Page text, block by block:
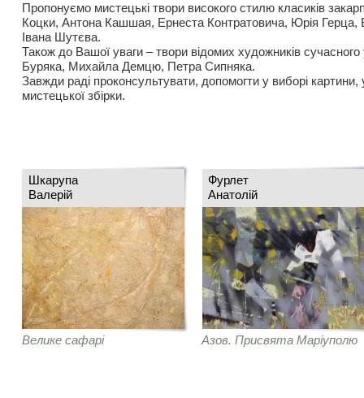
Пропонуємо мистецькі твори високого стилю класиків
Коцки, Антона Кашшая, Ернеста Контратовича, Юрія
Івана Шутєва.
Також до Вашої уваги – твори відомих художників
Буряка, Михайла Демцю, Петра Сипняка.
Завжди раді проконсультувати, допомогти у виборі картини,
мистецької збірки.
Шкарупа
Валерій
Велике сафарі
Фурлет
Анатолій
Азов. Присвята Маріуполю